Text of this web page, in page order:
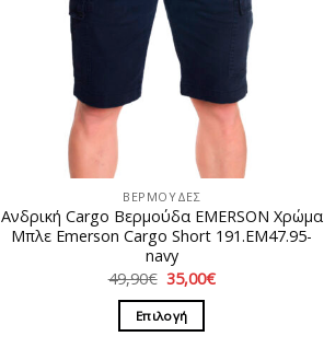
ΒΕΡΜΟΥΔΕΣ
Ανδρική Cargo Βερμούδα EΜERSON Χρώμα
Μπλε Emerson Cargo Short 191.EM47.95-
navy
49,90€ Original
price
was:
49,90€.
35,00€Η
Επιλογή